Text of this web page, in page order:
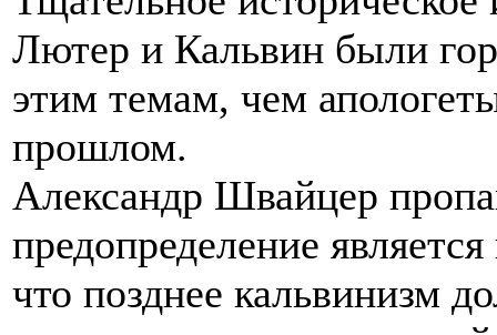
Лютер и Кальвин были
этим темам, чем
прошлом.
Александр Швайцер
предопределение
что позднее кальвинизм